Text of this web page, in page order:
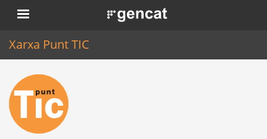
Skip
to
. Obre en una nova finestra.
Xarxa Punt TIC
Home
Punt TIC
News